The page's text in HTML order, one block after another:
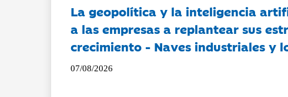
La geopolítica y la inteligencia
a las empresas a replantear sus
crecimiento - Naves industriales y
07/08/2026